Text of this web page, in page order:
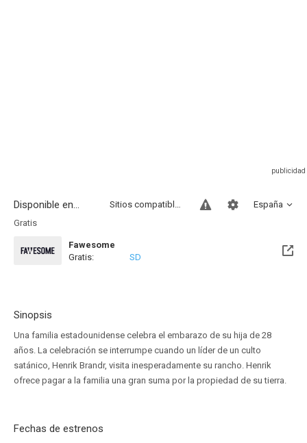
Disponible en... España
Sitios compatibles
Gratis
Fawesome
Gratis:
SD
Sinopsis
Una familia estadounidense celebra el embarazo de su hija de 28
años. La celebración se interrumpe cuando un líder de un culto
satánico, Henrik Brandr, visita inesperadamente su rancho. Henrik
ofrece pagar a la familia una gran suma por la propiedad de su tierra.
Fechas de estrenos